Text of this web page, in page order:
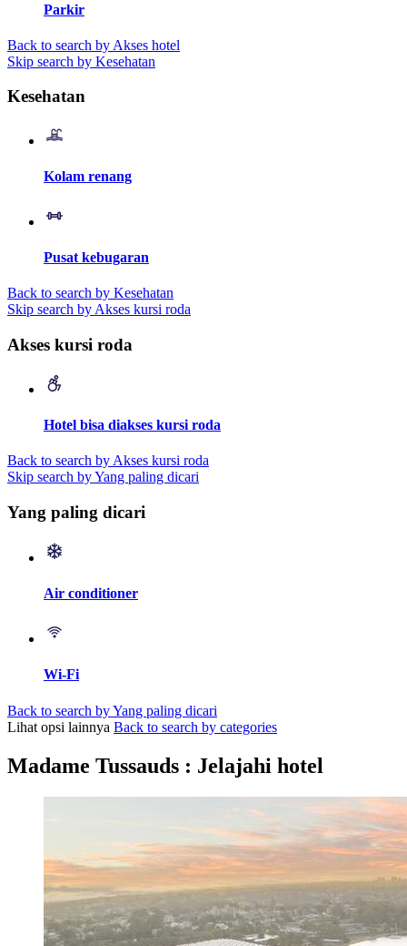
Parkir
Back to search by Akses hotel
Skip search by Kesehatan
Kesehatan
Kolam renang
Pusat kebugaran
Back to search by Kesehatan
Skip search by Akses kursi roda
Akses kursi roda
Hotel bisa diakses kursi roda
Back to search by Akses kursi roda
Skip search by Yang paling dicari
Yang paling dicari
Air conditioner
Wi-Fi
Back to search by Yang paling dicari
Lihat opsi lainnya Back to search by categories
Madame Tussauds : Jelajahi hotel